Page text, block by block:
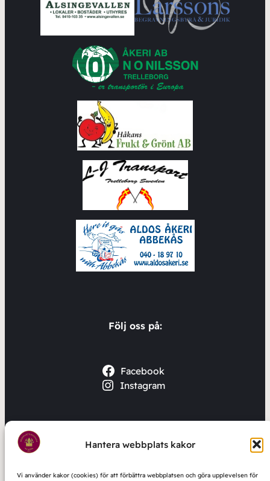
Hantera webbplats kakor
Vi använder kakor (cookies) för att förbättra webbplatsen och göra upplevelsen för
Följ oss på:
Facebook
Instagram
En av Skånes mest välklingande blåsorkestrar